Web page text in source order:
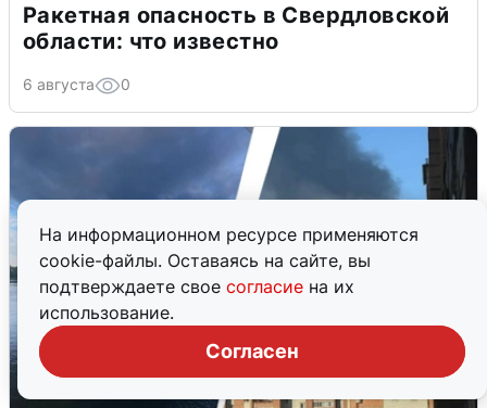
На информационном ресурсе применяются
cookie-файлы. Оставаясь на сайте, вы
подтверждаете свое согласие на их
использование.
Согласен
Ракетная опасность в Свердловской
области: что известно
6 августа 0